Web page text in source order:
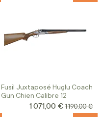
Fusil Juxtaposé Huglu Coach
Gun Chien Calibre 12
Prix Spécial
1 071,00 € Prix normal
1 190,00 €